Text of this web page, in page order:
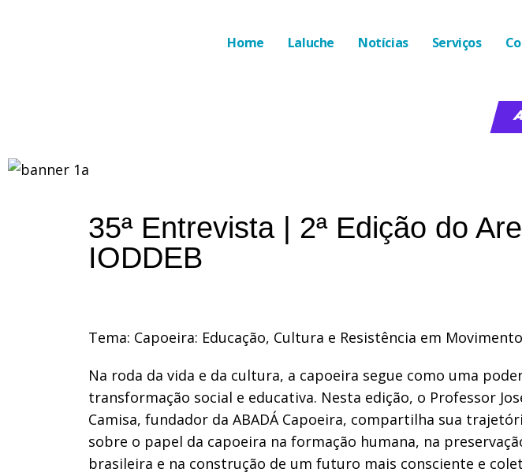
Home Laluche Notícias Serviços
35ª Entrevista | 2ª Edição do
IODDEB
Tema: Capoeira: Educação, Cultura e Resistência em Movimento
Na roda da vida e da cultura, a capoeira segue como uma
transformação social e educativa. Nesta edição, o Professor
Camisa, fundador da ABADÁ Capoeira, compartilha sua
sobre o papel da capoeira na formação humana, na
brasileira e na construção de um futuro mais consciente e